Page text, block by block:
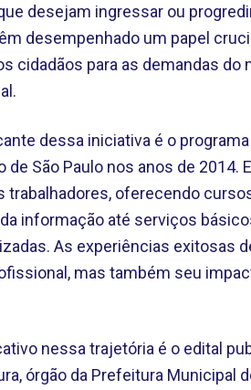
desejam ingressar ou
desempenhado um papel
cidadãos para as demandas
dessa iniciativa é o
de São Paulo nos anos de
trabalhadores, oferecendo
informação até serviços
As experiências exitosas
mas também seu
nessa trajetória é o edital
órgão da Prefeitura Municipal